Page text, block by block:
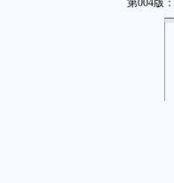
第004版：